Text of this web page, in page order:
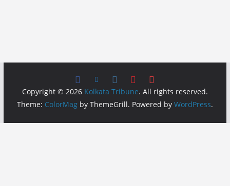
Copyright © 2026 Kolkata Tribune. All rights reserved.
Theme: ColorMagby ThemeGrill. Powered by WordPress.